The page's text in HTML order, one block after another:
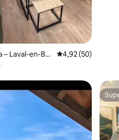
– Laval-en-Bell
Prosječna ocjena:
4,92 (50)